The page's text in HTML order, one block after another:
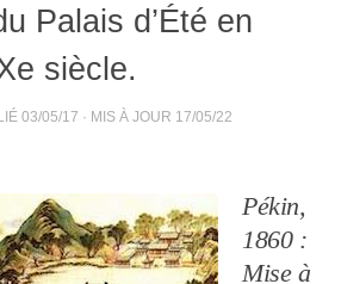
Palais d’Été en
siècle.
03/05/17 · MIS À JOUR 17/05/22
Pékin,
1860 :
Mise à